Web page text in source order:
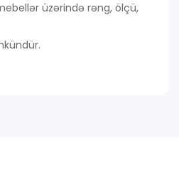
üzərində rəng, ölçü,